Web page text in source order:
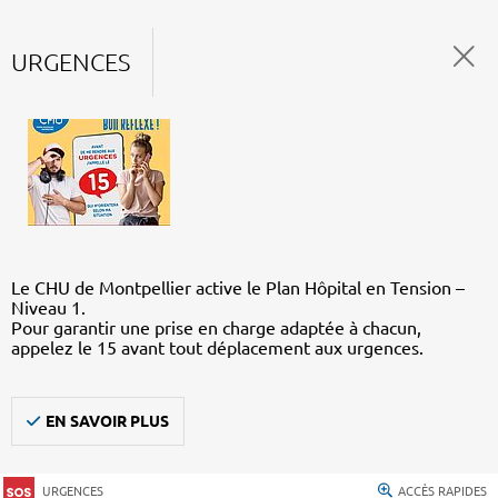
URGENCES
Le CHU de Montpellier active le Plan Hôpital en Tension –
Niveau 1.
Pour garantir une prise en charge adaptée à chacun,
appelez le 15 avant tout déplacement aux urgences.
EN SAVOIR PLUS
URGENCES ACCÈS RAPIDES